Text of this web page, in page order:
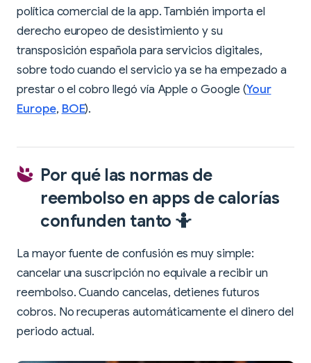
política comercial de la app. También importa el
derecho europeo de desistimiento y su
transposición española para servicios digitales,
sobre todo cuando el servicio ya se ha empezado a
prestar o el cobro llegó vía Apple o Google (Your
Europe, BOE).
Por qué las normas de
reembolso en apps de calorías
confunden tanto 🤷
La mayor fuente de confusión es muy simple:
cancelar una suscripción no equivale a recibir un
reembolso. Cuando cancelas, detienes futuros
cobros. No recuperas automáticamente el dinero del
periodo actual.